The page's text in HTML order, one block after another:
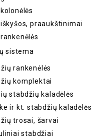
praaukštinimai
sistema
rankenėlės
komplektai
stabdžių kaladėlės
ir kt. stabdžių kaladėlės
trosai, šarvai
stabdžiai